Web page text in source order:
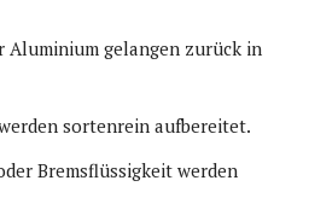
Aluminium gelangen zurück in
sortenrein aufbereitet.
Bremsflüssigkeit werden